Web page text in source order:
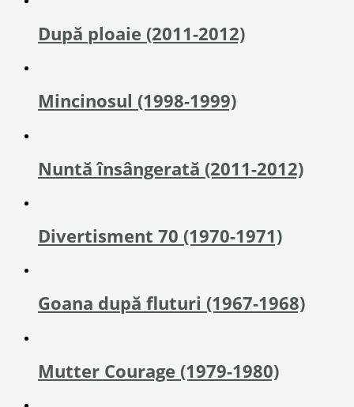
După ploaie (2011-2012)
Mincinosul (1998-1999)
Nuntă însângerată (2011-2012)
Divertisment 70 (1970-1971)
Goana după fluturi (1967-1968)
Mutter Courage (1979-1980)